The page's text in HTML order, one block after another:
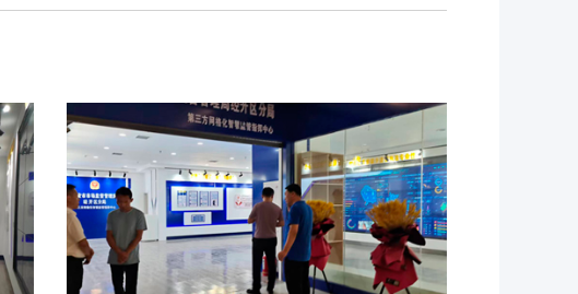
已使用模块 中食定位
市场分布
联系我们